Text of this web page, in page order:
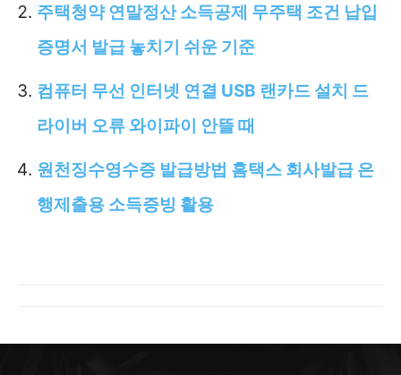
주택청약 연말정산 소득공제 무주택 조건 납입
증명서 발급 놓치기 쉬운 기준
컴퓨터 무선 인터넷 연결 USB 랜카드 설치 드
라이버 오류 와이파이 안뜰 때
원천징수영수증 발급방법 홈택스 회사발급 은
행제출용 소득증빙 활용